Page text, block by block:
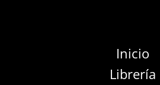
Inicio
Librería